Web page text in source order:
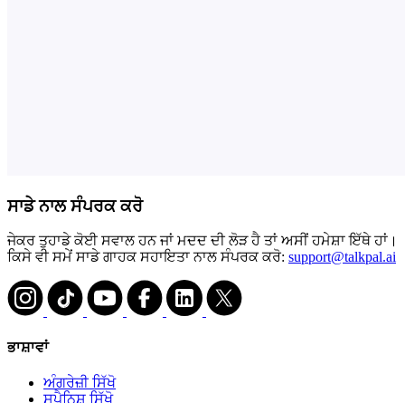
ਸਾਡੇ ਨਾਲ ਸੰਪਰਕ ਕਰੋ
ਜੇਕਰ ਤੁਹਾਡੇ ਕੋਈ ਸਵਾਲ ਹਨ ਜਾਂ ਮਦਦ ਦੀ ਲੋੜ ਹੈ ਤਾਂ ਅਸੀਂ ਹਮੇਸ਼ਾ ਇੱਥੇ ਹਾਂ।
ਕਿਸੇ ਵੀ ਸਮੇਂ ਸਾਡੇ ਗਾਹਕ ਸਹਾਇਤਾ ਨਾਲ ਸੰਪਰਕ ਕਰੋ: support@talkpal.ai
ਭਾਸ਼ਾਵਾਂ
ਅੰਗਰੇਜ਼ੀ ਸਿੱਖੋ
ਸਪੈਨਿਸ਼ ਸਿੱਖੋ